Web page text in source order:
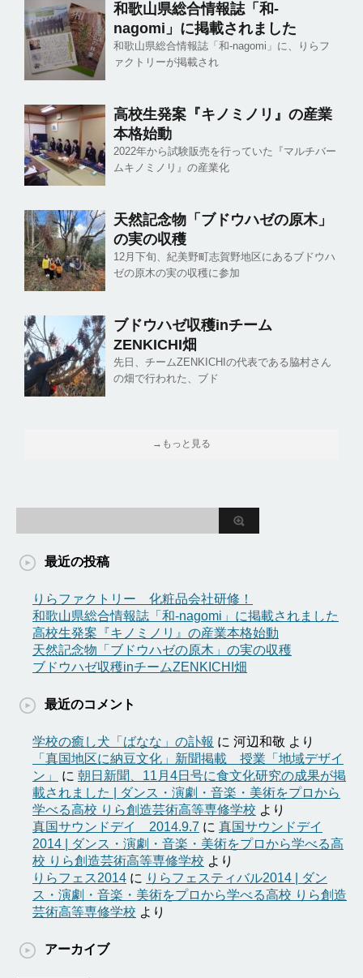
和歌山県総合情報誌「和-
nagomi」に掲載されました
和歌山県総合情報誌「和-nagomi」に、りらフ
ァクトリーが掲載され
高校生発案『キノミノリ』の産業
本格始動
2022年から試験販売を行っていた『マルチバー
ムキノミノリ』の産業化
天然記念物「ブドウハゼの原木」
の実の収穫
12月下旬、紀美野町志賀野地区にあるブドウハ
ゼの原木の実の収穫に参加
ブドウハゼ収穫inチーム
ZENKICHI畑
先日、チームZENKICHIの代表である脇村さん
の畑で行われた、ブド
→もっと見る
最近の投稿
りらファクトリー 化粧品会社研修！
和歌山県総合情報誌「和-nagomi」に掲載されました
高校生発案『キノミノリ』の産業本格始動
天然記念物「ブドウハゼの原木」の実の収穫
ブドウハゼ収穫inチームZENKICHI畑
最近のコメント
学校の癒し犬「ばなな」の訃報 に 河辺和敬 より
「真国地区に納豆文化」新聞掲載 授業「地域デザイ
ン」
に 朝日新聞、11月4日号に食文化研究の成果が掲
載されました | ダンス・演劇・音楽・美術をプロから
学べる高校 りら創造芸術高等専修学校 より
真国サウンドデイ 2014.9.7 に 真国サウンドデイ
2014 | ダンス・演劇・音楽・美術をプロから学べる高
校 りら創造芸術高等専修学校 より
りらフェス2014 に りらフェスティバル2014 | ダン
ス・演劇・音楽・美術をプロから学べる高校 りら創造
芸術高等専修学校 より
アーカイブ